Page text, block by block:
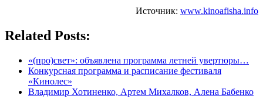
Источник: www.kinoafisha.info
Related Posts:
«(про)свет»: объявлена программа летней увертюры…
Конкурсная программа и расписание фестиваля
«Кинолес»
Владимир Хотиненко, Артем Михалков, Алена Бабенко